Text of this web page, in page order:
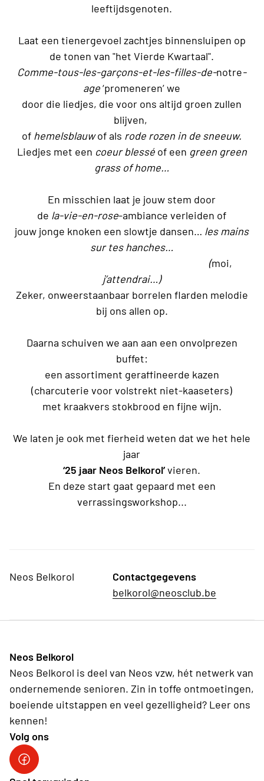
leeftijdsgenoten.
Laat een tienergevoel zachtjes binnensluipen op
de tonen van "het Vierde Kwartaal".
Comme-tous-les-garçons-et-les-filles-de-notre-
age‘promeneren’ we
door die liedjes, die voor ons altijd groen zullen
blijven,
of hemelsblauwof als rode rozen in de sneeuw.
Liedjes met een coeur blesséof een green green
grass of home…
En misschien laat je jouw stem door
de la-vie-en-rose-ambiance verleiden of
jouw jonge knoken een slowtje dansen… les mains
sur tes hanches…
(moi,
j’attendrai…)
Zeker, onweerstaanbaar borrelen flarden melodie
bij ons allen op.
Daarna schuiven we aan aan een onvolprezen
buffet:
een assortiment geraffineerde kazen
(charcuterie voor volstrekt niet-kaaseters)
met kraakvers stokbrood en fijne wijn.
We laten je ook met fierheid weten dat we het hele
jaar
‘25 jaar Neos Belkorol’vieren.
En deze start gaat gepaard met een
verrassingsworkshop...
Neos Belkorol
Contactgegevens
belkorol@neosclub.be
Neos Belkorol
Neos Belkorol is deel van Neos vzw, hét netwerk van
ondernemende senioren. Zin in toffe ontmoetingen,
boeiende uitstappen en veel gezelligheid? Leer ons
kennen!
Volg ons